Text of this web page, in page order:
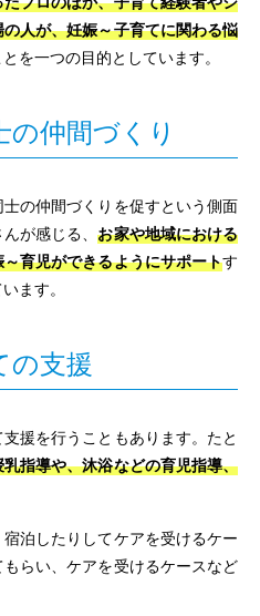
人が、妊娠～子育てに関わる悩
とを一つの目的としています。
仲間づくり
の仲間づくりを促すという側面
が感じる、お家や地域における
育児ができるようにサポートす
ます。
の支援
援を行うこともあります。たと
指導や、沐浴などの育児指導、
泊したりしてケアを受けるケー
らい、ケアを受けるケースなど